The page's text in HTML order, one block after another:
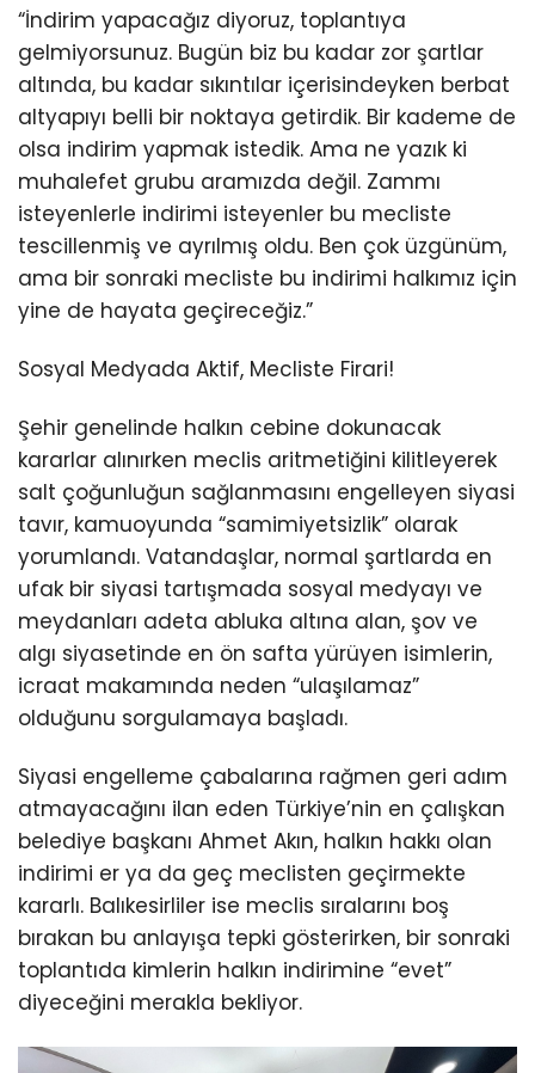
“İndirim yapacağız diyoruz, toplantıya
gelmiyorsunuz. Bugün biz bu kadar zor şartlar
altında, bu kadar sıkıntılar içerisindeyken berbat
altyapıyı belli bir noktaya getirdik. Bir kademe de
olsa indirim yapmak istedik. Ama ne yazık ki
muhalefet grubu aramızda değil. Zammı
isteyenlerle indirimi isteyenler bu mecliste
tescillenmiş ve ayrılmış oldu. Ben çok üzgünüm,
ama bir sonraki mecliste bu indirimi halkımız için
yine de hayata geçireceğiz.”
Sosyal Medyada Aktif, Mecliste Firari!
Şehir genelinde halkın cebine dokunacak
kararlar alınırken meclis aritmetiğini kilitleyerek
salt çoğunluğun sağlanmasını engelleyen siyasi
tavır, kamuoyunda “samimiyetsizlik” olarak
yorumlandı. Vatandaşlar, normal şartlarda en
ufak bir siyasi tartışmada sosyal medyayı ve
meydanları adeta abluka altına alan, şov ve
algı siyasetinde en ön safta yürüyen isimlerin,
icraat makamında neden “ulaşılamaz”
olduğunu sorgulamaya başladı.
Siyasi engelleme çabalarına rağmen geri adım
atmayacağını ilan eden Türkiye’nin en çalışkan
belediye başkanı Ahmet Akın, halkın hakkı olan
indirimi er ya da geç meclisten geçirmekte
kararlı. Balıkesirliler ise meclis sıralarını boş
bırakan bu anlayışa tepki gösterirken, bir sonraki
toplantıda kimlerin halkın indirimine “evet”
diyeceğini merakla bekliyor.